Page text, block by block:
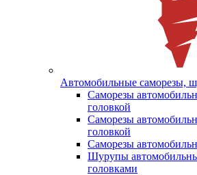
Автомобильные саморезы,
Саморезы
головкой
Саморезы
головкой
Саморезы
Шурупы
головками